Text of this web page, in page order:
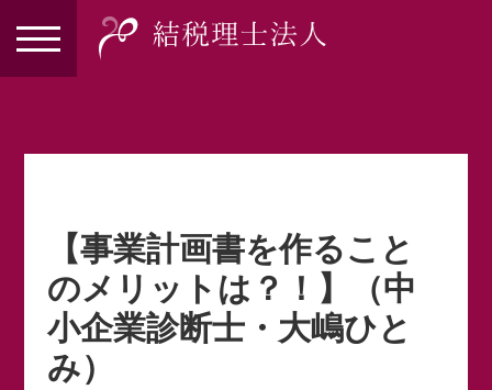
【事業計画書を作ること
のメリットは？！】（中
小企業診断士・大嶋ひと
み）